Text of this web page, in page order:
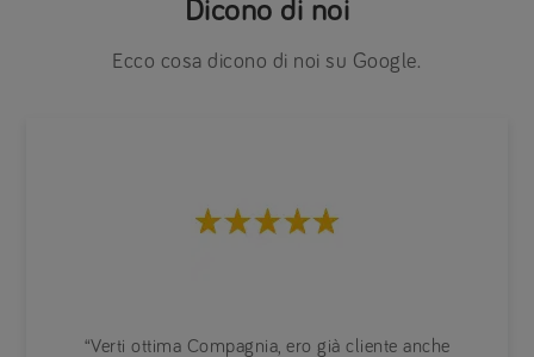
Dicono di noi
Ecco cosa dicono di noi su Google.
“Verti ottima Compagnia, ero già cliente anche